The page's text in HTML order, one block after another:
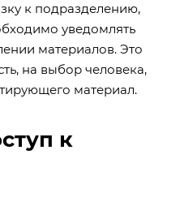
к подразделению,
уведомлять
материалов. Это
на выбор человека,
материал.
к